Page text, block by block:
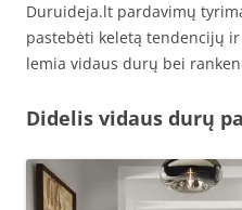
Duruideja.lt pardavimų
pastebėti keletą tendencijų
lemia vidaus durų bei
Didelis vidaus durų